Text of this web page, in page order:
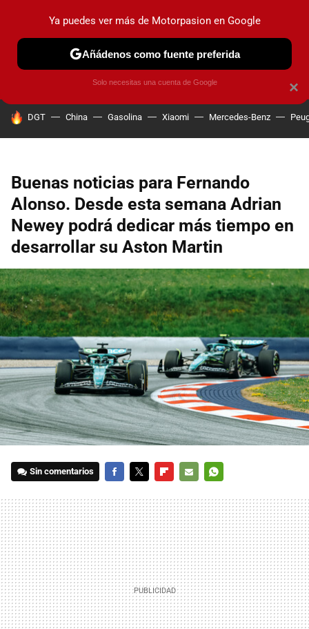
PRUEBAS COCHES ELÉCTRICOS OBSERVATORIO
HOY SE HABLA DE
DGT China Gasolina Xiaomi Mercedes-Benz
Buenas noticias para Fernando
Alonso. Desde esta semana Adrian
Newey podrá dedicar más tiempo en
desarrollar su Aston Martin
Sin comentarios
MAIL
×
Ya puedes ver más de Motorpasion en Google
Añádenos como fuente preferida
Solo necesitas una cuenta de Google